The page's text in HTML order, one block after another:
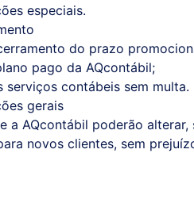
especiais.
do prazo
pago da AQcontábil;
serviços contábeis sem multa.
gerais
a AQcontábil poderão
novos clientes, sem